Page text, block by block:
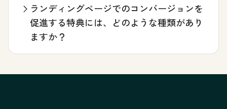
ランディングページでのコンバージョンを
促進する特典には、どのような種類があり
ますか？